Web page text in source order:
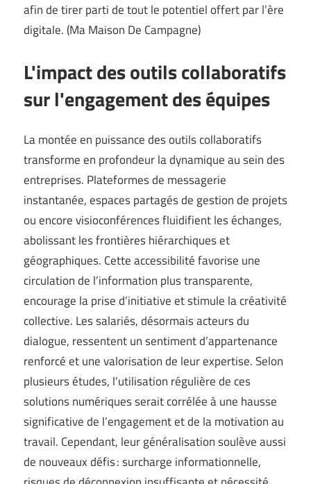
afin de tirer parti de tout le potentiel offert par l’ère
digitale. (Ma Maison De Campagne)
L'impact des outils collaboratifs
sur l'engagement des équipes
La montée en puissance des outils collaboratifs
transforme en profondeur la dynamique au sein des
entreprises. Plateformes de messagerie
instantanée, espaces partagés de gestion de projets
ou encore visioconférences fluidifient les échanges,
abolissant les frontières hiérarchiques et
géographiques. Cette accessibilité favorise une
circulation de l’information plus transparente,
encourage la prise d’initiative et stimule la créativité
collective. Les salariés, désormais acteurs du
dialogue, ressentent un sentiment d’appartenance
renforcé et une valorisation de leur expertise. Selon
plusieurs études, l’utilisation régulière de ces
solutions numériques serait corrélée à une hausse
significative de l’engagement et de la motivation au
travail. Cependant, leur généralisation soulève aussi
de nouveaux défis : surcharge informationnelle,